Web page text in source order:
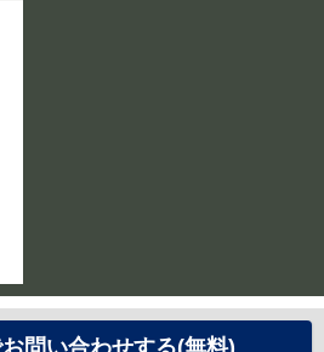
問い合わせする(無料)